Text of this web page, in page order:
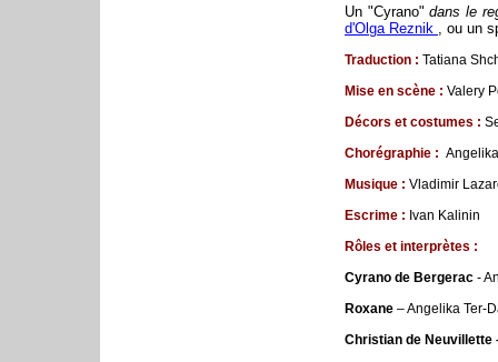
Un "Cyrano" dans le
d'Olga Reznik , ou un
Traduction : Tatiana
Mise en scène : Valery
Décors et costumes :
Chorégraphie :
Musique : Vladimir
Escrime : Ivan Kalinin
Rôles et interprètes :
Cyrano de Bergerac -
Roxane – Angelika Ter-
Christian de Neuvillette